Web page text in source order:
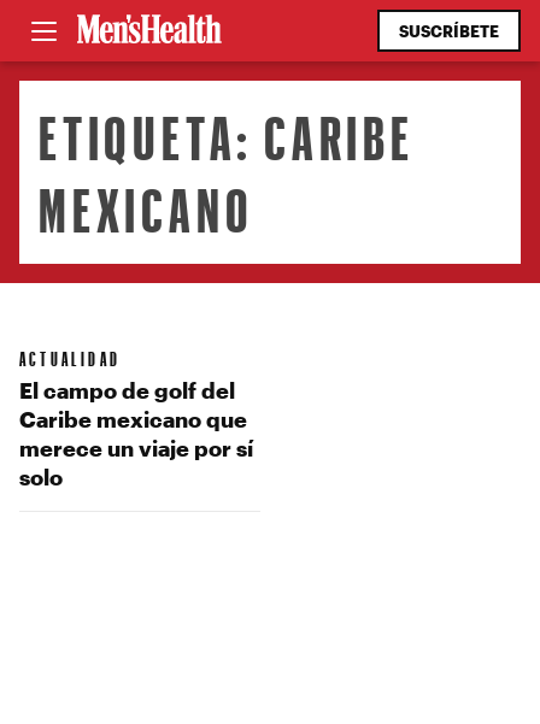
SUSCRÍBETE
ETIQUETA: CARIBE
MEXICANO
ACTUALIDAD
El campo de golf del
Caribe mexicano que
merece un viaje por sí
solo